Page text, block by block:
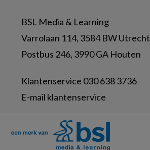
BSL Media & Learning
Varrolaan 114, 3584 BW Utrecht
Postbus 246, 3990 GA Houten
Klantenservice 030 638 3736
E-mail klantenservice